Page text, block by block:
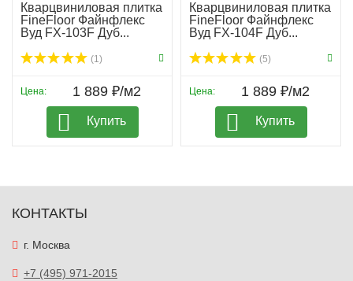
Кварцвиниловая плитка
FineFloor Файнфлекс
Вуд FX-103F Дуб...
(1)
Цена: 1 889 ₽/м2
Купить
Кварцвиниловая плитка
FineFloor Файнфлекс
Вуд FX-104F Дуб...
(5)
Цена: 1 889 ₽/м2
Купить
КОНТАКТЫ
г. Москва
+7 (495) 971-2015